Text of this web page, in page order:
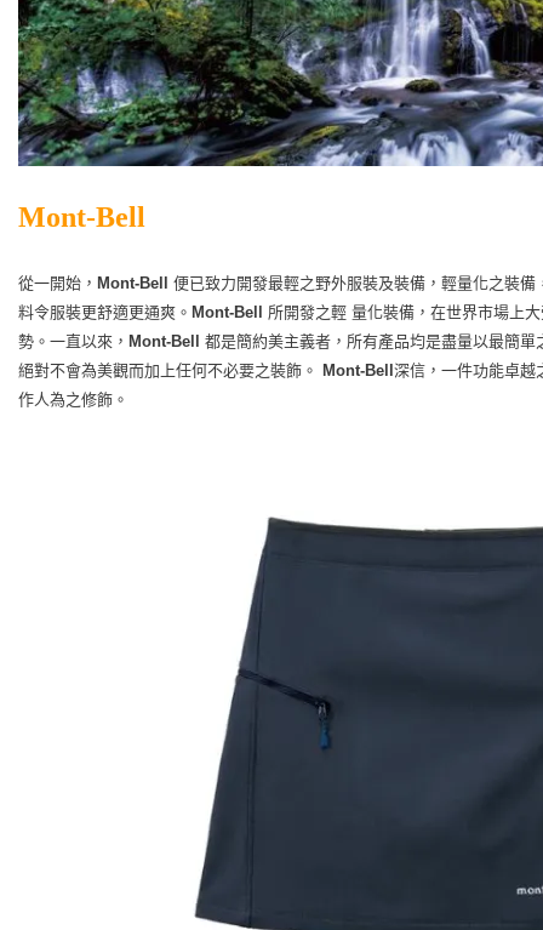
Mont-Bell
從一開始， Mont-Bell
便已致力開發最輕之野外服裝及裝備，輕量化之裝
料令服裝更舒適更通爽。 Mont-Bell
所開發之輕 量化裝備，在世界市場上
勢。 一直以來， Mont-Bell
都是簡約美主義者，所有產品均是盡量以最簡
絕對不會為美觀而加上任何不必要之裝飾。
Mont-Bell 深信，一件功能卓越
作人為之修飾。